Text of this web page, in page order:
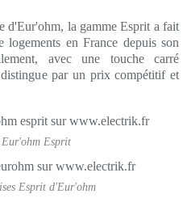
d'Eur'ohm, la gamme Esprit a fait
logements en France depuis son
avec une touche carré
par un prix compétitif et
Esprit
Esprit d'Eur'ohm